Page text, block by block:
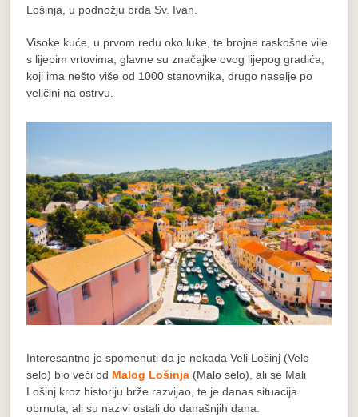
Lošinja, u podnožju brda Sv. Ivan.
Visoke kuće, u prvom redu oko luke, te brojne raskošne vile
s lijepim vrtovima, glavne su značajke ovog lijepog gradića,
koji ima nešto više od 1000 stanovnika, drugo naselje po
veličini na ostrvu.
Interesantno je spomenuti da je nekada Veli Lošinj (Velo
selo) bio veći od Malog Lošinja (Malo selo), ali se Mali
Lošinj kroz historiju brže razvijao, te je danas situacija
obrnuta, ali su nazivi ostali do današnjih dana.